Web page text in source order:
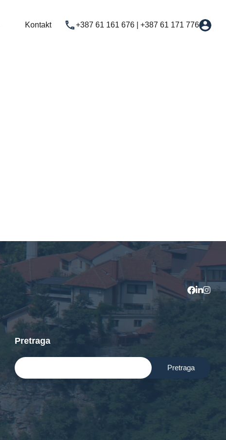
Najam Novogradnja Usluge Kontakt
Kontakt +387 61 161 676 | +387 61 171 776
Pretraga